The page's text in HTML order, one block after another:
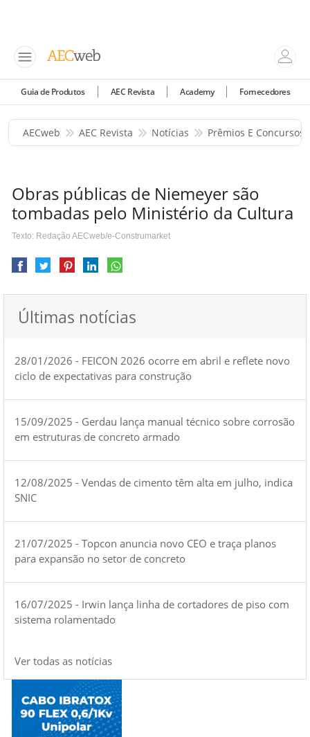
Guia de Produtos AEC Revista Academy Fornecedores
AECweb AEC Revista Notícias Prêmios E Concursos
Obras públicas de Niemeyer são
tombadas pelo Ministério da Cultura
Texto: Redação AECweb/e-Construmarket
Últimas notícias
28/01/2026 - FEICON 2026 ocorre em abril e reflete novo
ciclo de expectativas para construção
15/09/2025 - Gerdau lança manual técnico sobre corrosão
em estruturas de concreto armado
12/08/2025 - Vendas de cimento têm alta em julho, indica
SNIC
21/07/2025 - Topcon anuncia novo CEO e traça planos
para expansão no setor de concreto
16/07/2025 - Irwin lança linha de cortadores de piso com
sistema rolamentado
Ver todas as notícias